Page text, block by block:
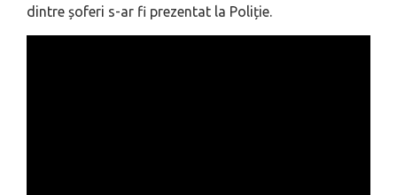
dintre șoferi s-ar fi prezentat la Poliție.